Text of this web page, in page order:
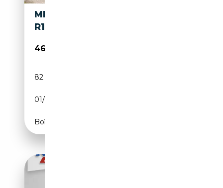
MERCEDES-BENZ SL 600
R129
46 500€
82 600 km
01/1995
Boîte automatique